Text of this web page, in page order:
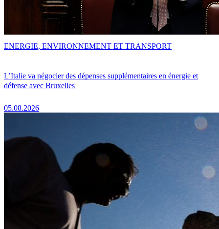
L’Italie va négocier des dépenses supplémentaires en énergie et
défense avec Bruxelles
05.08.2026
ENERGIE, ENVIRONNEMENT ET TRANSPORT